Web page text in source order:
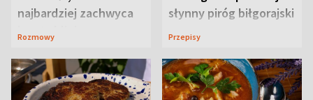
najbardziej zachwyca
ją w Lublinie
Rozmowy
słynny piróg biłgorajski
Przepisy